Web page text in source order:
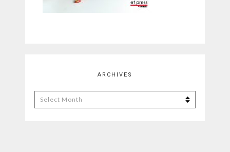
ARCHIVES
Archives